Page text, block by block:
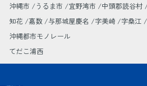
沖縄市 うるま市 宜野湾市 中頭郡読谷村
知花 嘉数 与那城屋慶名 字美崎 字桑江
沖縄都市モノレール
てだこ浦西